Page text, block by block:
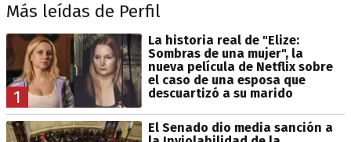
Más leídas de Perfil
1
La historia real de "Elize:
Sombras de una mujer", la
nueva película de Netflix sobre
el caso de una esposa que
descuartizó a su marido
El Senado dio media sanción a